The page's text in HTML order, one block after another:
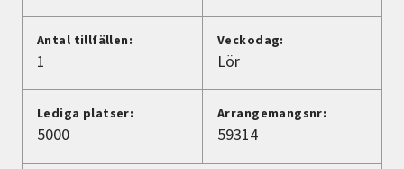
Antal tillfällen:
1
Veckodag:
Lör
Lediga platser:
5000
Arrangemangsnr:
59314